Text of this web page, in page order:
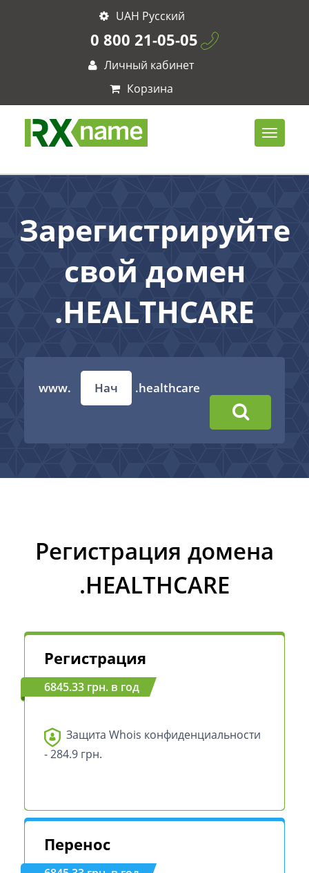
UAH Русский
0 800 21-05-05
Личный кабинет
Корзина
Зарегистрируйте
свой домен
.HEALTHCARE
www. .healthcare
Регистрация домена
.HEALTHCARE
Регистрация
6845.33 грн. в год
Защита Whois конфиденциальности
- 284.9 грн.
Перенос